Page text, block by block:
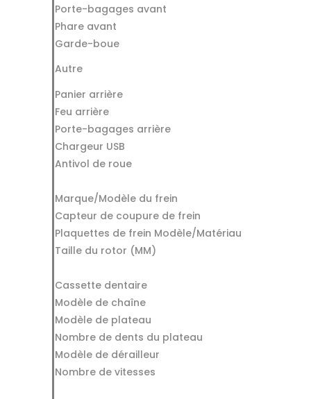
Porte-bagages avant
Phare avant
Garde-boue
Autre
Panier arrière
Feu arrière
Porte-bagages arrière
Chargeur USB
Antivol de roue
Marque/Modèle du frein
Capteur de coupure de frein
Plaquettes de frein Modèle/Matériau
Taille du rotor (MM)
Cassette dentaire
Modèle de chaîne
Modèle de plateau
Nombre de dents du plateau
Modèle de dérailleur
Nombre de vitesses